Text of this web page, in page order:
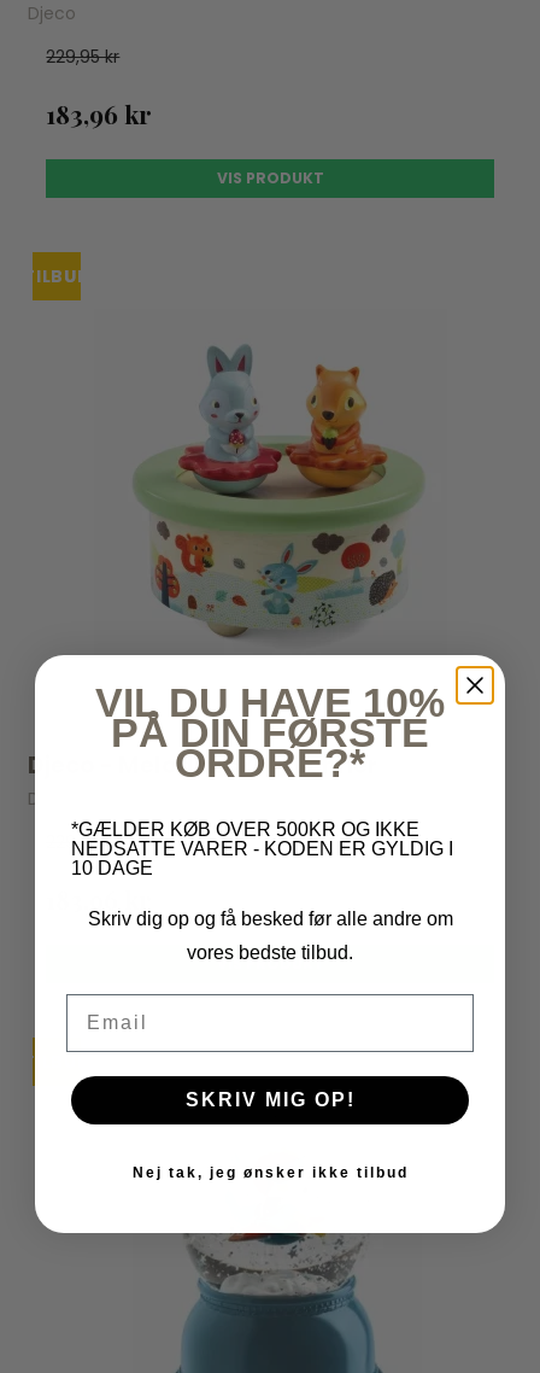
Djeco
229,95 kr
183,96 kr
VIS PRODUKT
TILBUDUDSOLGT
Djeco - Melodiæske - Venner
Djeco
229,95 kr
VIS PRODUKT
TILBUD
VIL DU HAVE 10%
PÅ DIN FØRSTE
ORDRE?*
*GÆLDER KØB OVER 500KR OG IKKE
NEDSATTE VARER - KODEN ER GYLDIG I
10 DAGE
Skriv dig op og få besked før alle andre om
vores bedste tilbud.
SKRIV MIG OP!
Nej tak, jeg ønsker ikke tilbud